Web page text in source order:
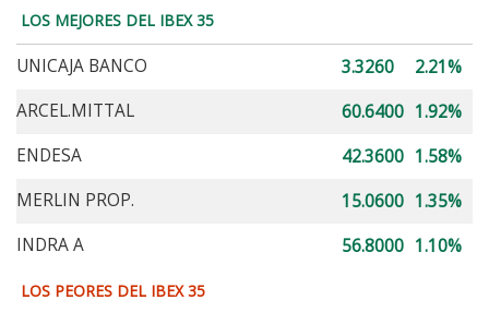
LOS MEJORES DEL IBEX 35
UNICAJA BANCO 3.3260
2.21%
ARCEL.MITTAL
60.6400 1.92%
ENDESA
42.3600 1.58%
MERLIN PROP.
15.0600 1.35%
INDRA A
56.8000 1.10%
LOS PEORES DEL IBEX 35